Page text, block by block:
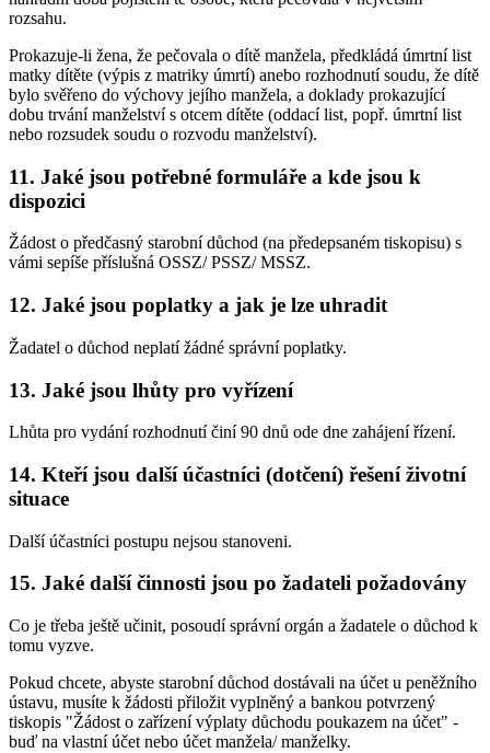
rozsahu.
Prokazuje-li žena, že pečovala o dítě manžela, předkládá úmrtní list
matky dítěte (výpis z matriky úmrtí) anebo rozhodnutí soudu, že dítě
bylo svěřeno do výchovy jejího manžela, a doklady prokazující
dobu trvání manželství s otcem dítěte (oddací list, popř. úmrtní list
nebo rozsudek soudu o rozvodu manželství).
11. Jaké jsou potřebné formuláře a kde jsou k
dispozici
Žádost o předčasný starobní důchod (na předepsaném tiskopisu) s
vámi sepíše příslušná OSSZ/ PSSZ/ MSSZ.
12. Jaké jsou poplatky a jak je lze uhradit
Žadatel o důchod neplatí žádné správní poplatky.
13. Jaké jsou lhůty pro vyřízení
Lhůta pro vydání rozhodnutí činí 90 dnů ode dne zahájení řízení.
14. Kteří jsou další účastníci (dotčení) řešení životní
situace
Další účastníci postupu nejsou stanoveni.
15. Jaké další činnosti jsou po žadateli požadovány
Co je třeba ještě učinit, posoudí správní orgán a žadatele o důchod k
tomu vyzve.
Pokud chcete, abyste starobní důchod dostávali na účet u peněžního
ústavu, musíte k žádosti přiložit vyplněný a bankou potvrzený
tiskopis "Žádost o zařízení výplaty důchodu poukazem na účet" -
buď na vlastní účet nebo účet manžela/ manželky.